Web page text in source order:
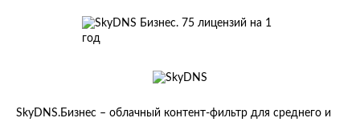
SkyDNS.Бизнес – облачный контент-фильтр для среднего и